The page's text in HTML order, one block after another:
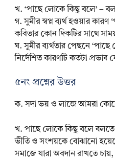
খ. ‘পাছে লোকে কিছু বলে’ –
গ. সুমীর স্বপ্ন ব্যর্থ হওয়ার
কবিতার কোন দিকটির সাথে
ঘ. সুমীর ব্যর্থতার পেছনে
নির্দেশিত কারণটি কতটা প্রভাব
৫নং প্রশ্নের উত্তর
ক. সদা ভয় ও লাজে আমরা
খ. পাছে লোকে কিছু বলে বলতে
ভীতি ও সংশয়কে বোঝানো
সমাজে যারা অবদান রাখতে